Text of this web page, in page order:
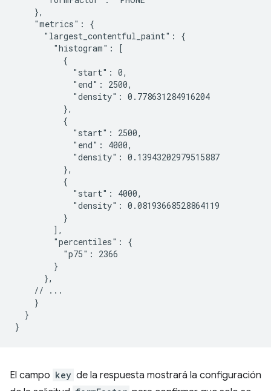
    },
    "metrics": {
      "largest_contentful_paint": {
        "histogram": [
          {
            "start": 0,
            "end": 2500,
            "density": 0.778631284916204
          },
          {
            "start": 2500,
            "end": 4000,
            "density": 0.13943202979515887
          },
          {
            "start": 4000,
            "density": 0.08193668528864119
          }
        ],
        "percentiles": {
          "p75": 2366
        }
      },
    // ...
    }
  }
El campo key de la respuesta mostrará la configuración